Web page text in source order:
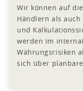
Wir können auf
Händlern als
und
werden im
Währungsrisiken
sich über planbare